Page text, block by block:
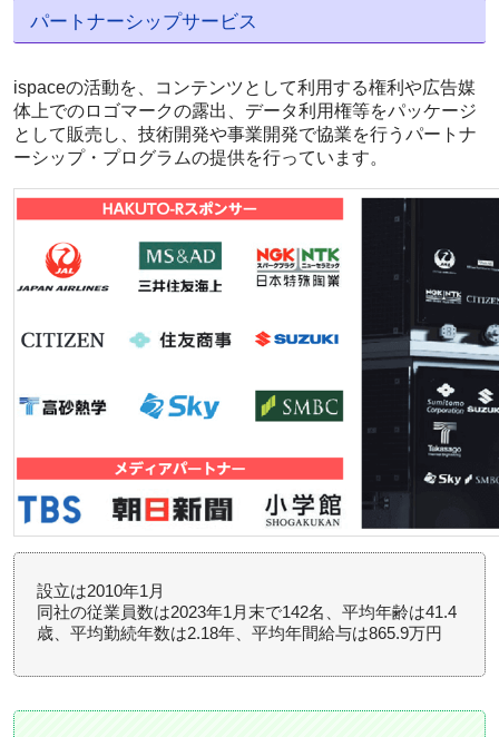
パートナーシップサービス
ispaceの活動を、コンテンツとして利用する権利や広告媒
体上でのロゴマークの露出、データ利用権等をパッケージ
として販売し、技術開発や事業開発で協業を行うパートナ
ーシップ・プログラムの提供を行っています。
設立は2010年1月
同社の従業員数は2023年1月末で142名、平均年齢は41.4
歳、平均勤続年数は2.18年、平均年間給与は865.9万円